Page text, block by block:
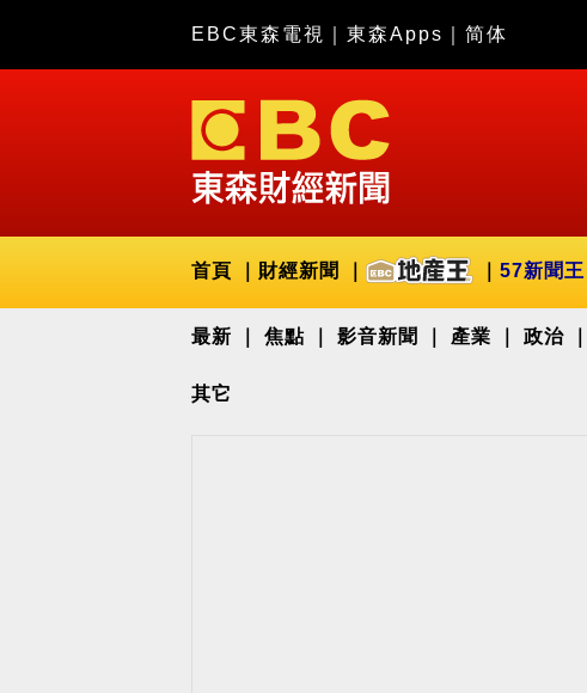
EBC東森電視 東森Apps 简体
首頁 財經新聞 57新聞王
最新 焦點 影音新聞 產業 政治
其它